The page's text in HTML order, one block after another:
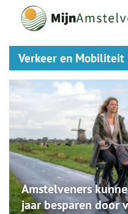
Verkeer en Mobiliteit
Amstelveners
jaar besparen door